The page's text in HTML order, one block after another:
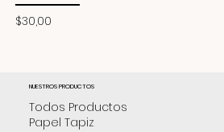
Precio
$30,00
NUESTROS PRODUCTOS
Todos Productos
Papel Tapiz